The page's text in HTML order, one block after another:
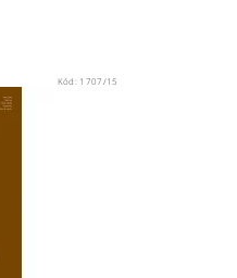
Kód: 1707/15